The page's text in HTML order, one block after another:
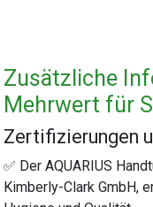
Zusätzliche
Mehrwert für
Zertifizierungen
✅ Der AQUARIUS
Kimberly-Clark GmbH,